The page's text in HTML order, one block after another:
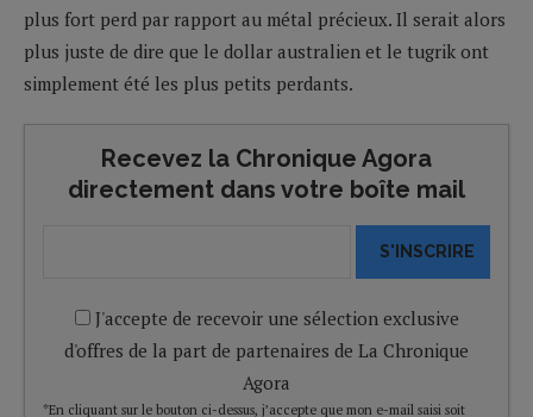
plus fort perd par rapport au métal précieux. Il serait alors
plus juste de dire que le dollar australien et le tugrik ont
simplement été les plus petits perdants.
Recevez la Chronique Agora
directement dans votre boîte mail
S'INSCRIRE
J'accepte de recevoir une sélection exclusive
d'offres de la part de partenaires de La Chronique
Agora
*En cliquant sur le bouton ci-dessus, j’accepte que mon e-mail saisi soit